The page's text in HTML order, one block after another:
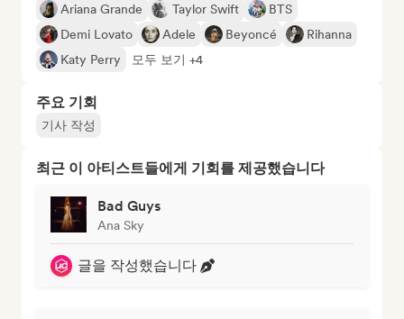
Ariana Grande Taylor Swift
BTS
Demi Lovato
Adele Beyoncé
Rihanna
Katy Perry
모두 보기 +4
주요 기회
기사 작성
최근 이 아티스트들에게 기회를 제공했습니다
Bad Guys
Ana Sky
글을 작성했습니다